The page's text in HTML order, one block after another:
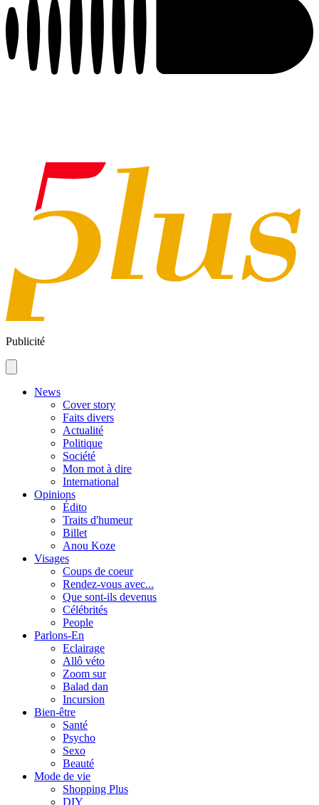
Publicité
News
Cover story
Faits divers
Actualité
Politique
Société
Mon mot à dire
International
Opinions
Édito
Traits d'humeur
Billet
Anou Koze
Visages
Coups de coeur
Rendez-vous avec...
Que sont-ils devenus
Célébrités
People
Parlons-En
Eclairage
Allô véto
Zoom sur
Balad dan
Incursion
Bien-être
Santé
Psycho
Sexo
Beauté
Mode de vie
Shopping Plus
DIY